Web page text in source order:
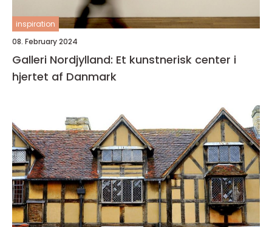
inspiration
08. February 2024
Galleri Nordjylland: Et kunstnerisk center i
hjertet af Danmark